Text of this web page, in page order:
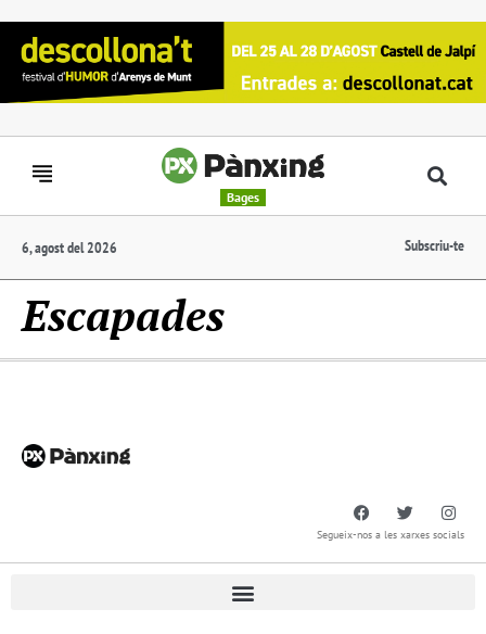
Bages
6, agost del 2026 Subscriu-te
Escapades
Segueix-nos a les xarxes socials